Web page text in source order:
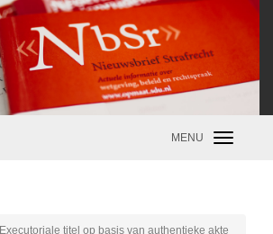
Toggle
MENU
Executoriale titel op basis van authentieke akte